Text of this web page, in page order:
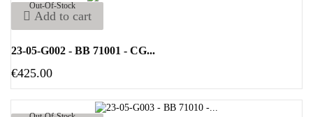
Out-Of-Stock
Add to cart
23-05-G002 - BB 71001 - CG...
€425.00